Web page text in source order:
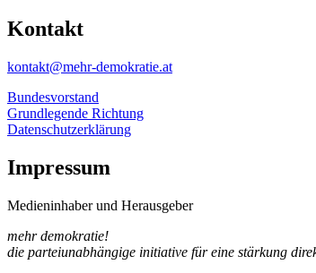
Kontakt
kontakt@mehr-demokratie.at
Bundesvorstand
Grundlegende Richtung
Datenschutzerklärung
Impressum
Medieninhaber und Herausgeber
mehr demokratie!
die parteiunabhängige initiative für eine stärkung